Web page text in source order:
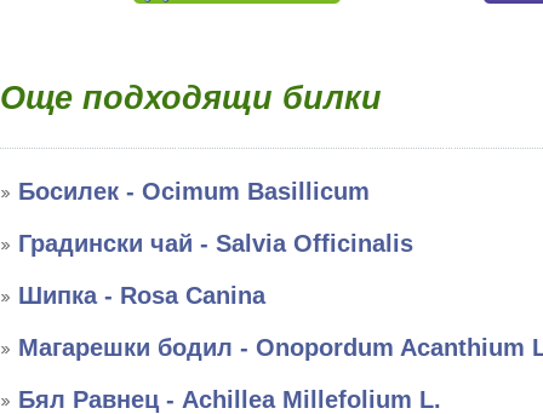
Още подходящи билки
Босилек - Ocimum Basillicum
Градински чай - Salvia Officinalis
Шипка - Rosa Canina
Магарешки бодил - Onopordum Acanthium
Бял Равнец - Achillea Millefolium L.